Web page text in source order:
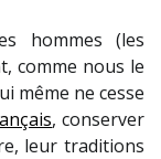
hommes (les
comme nous le
même ne cesse
, conserver
leur traditions